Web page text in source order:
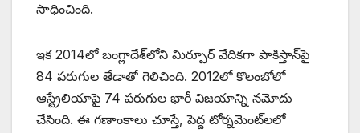
సాధించింది.
ఇక 2014లో బంగ్లాదేశ్‌లోని మిర్పూర్ వేదికగా పాకిస్తాన్‌పై
84 పరుగుల తేడాతో గెలిచింది. 2012లో కొలంబోలో
ఆస్ట్రేలియాపై 74 పరుగుల భారీ విజయాన్ని నమోదు
చేసింది. ఈ గణాంకాలు చూస్తే, పెద్ద టోర్నమెంట్‌లలో